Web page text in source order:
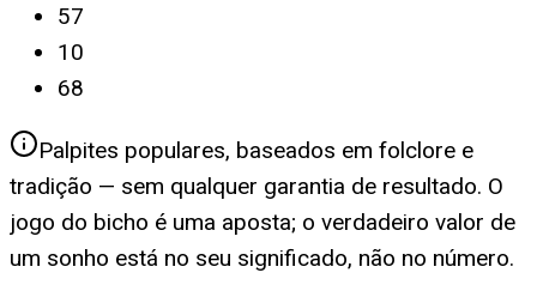
57
10
68
Palpites populares, baseados em folclore e
tradição — sem qualquer garantia de resultado. O
jogo do bicho é uma aposta; o verdadeiro valor de
um sonho está no seu significado, não no número.